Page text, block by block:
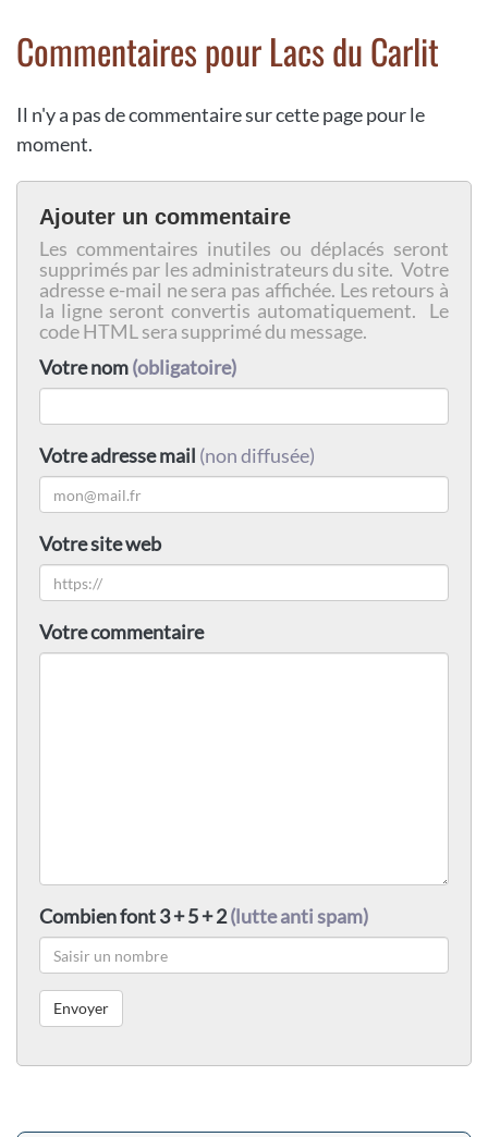
Commentaires pour Lacs du Carlit
Il n'y a pas de commentaire sur cette page pour le
moment.
Ajouter un commentaire
Les commentaires inutiles ou déplacés seront
supprimés par les administrateurs du site. Votre
adresse e-mail ne sera pas affichée. Les retours à
la ligne seront convertis automatiquement. Le
code HTML sera supprimé du message.
Votre nom(obligatoire)
Votre adresse mail (non diffusée)
Votre site web
Votre commentaire
Combien font 3 + 5 + 2(lutte anti spam)